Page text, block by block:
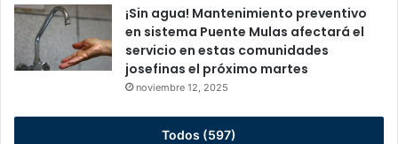
¡Sin agua! Mantenimiento preventivo
en sistema Puente Mulas afectará el
servicio en estas comunidades
josefinas el próximo martes
noviembre 12, 2025
Todos (597)